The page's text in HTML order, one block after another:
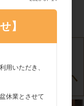
】
用いただき、
休業とさせて